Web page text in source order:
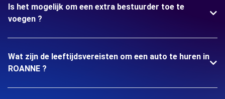
Is het mogelijk om een extra bestuurder toe te
voegen ?
Wat zijn de leeftijdsvereisten om een auto te huren in
ROANNE ?